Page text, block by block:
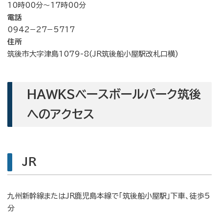
10時00分～17時00分
電話
0942−27−5717
住所
筑後市大字津島1079-8(JR筑後船小屋駅改札口横)
HAWKSベースボールパーク筑後
へのアクセス
JR
九州新幹線またはJR鹿児島本線で「筑後船小屋駅」下車、徒歩5
分